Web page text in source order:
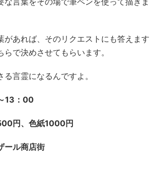
があれば、そのリクエストにも答えます
で決めさせてもらいます。
言霊になるんですよ。
13：00
円、色紙1000円
ール商店街